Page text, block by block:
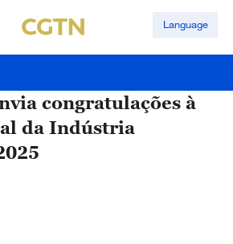
Language
congratulações à
da Indústria